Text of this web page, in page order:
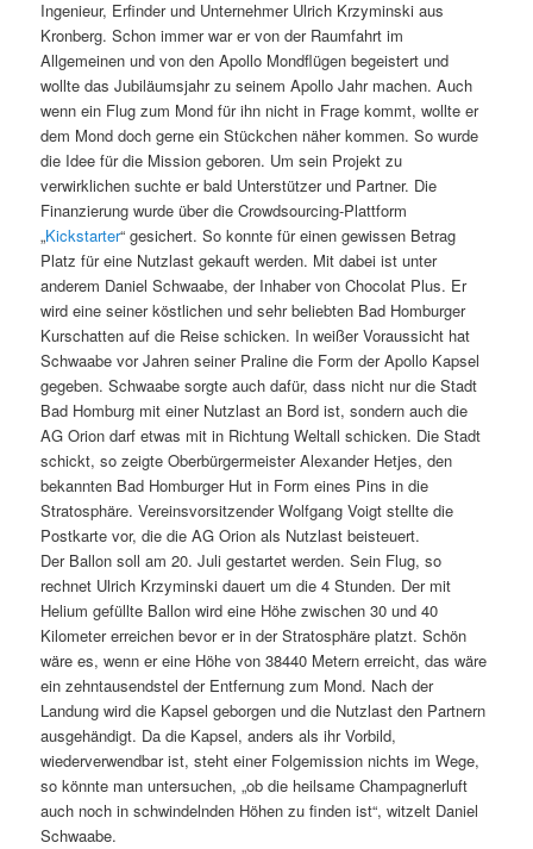
Ingenieur, Erfinder und Unternehmer Ulrich Krzyminski aus
Kronberg. Schon immer war er von der Raumfahrt im
Allgemeinen und von den Apollo Mondflügen begeistert und
wollte das Jubiläumsjahr zu seinem Apollo Jahr machen. Auch
wenn ein Flug zum Mond für ihn nicht in Frage kommt, wollte er
dem Mond doch gerne ein Stückchen näher kommen. So wurde
die Idee für die Mission geboren. Um sein Projekt zu
verwirklichen suchte er bald Unterstützer und Partner. Die
Finanzierung wurde über die Crowdsourcing-Plattform
„Kickstarter“ gesichert. So konnte für einen gewissen Betrag
Platz für eine Nutzlast gekauft werden. Mit dabei ist unter
anderem Daniel Schwaabe, der Inhaber von Chocolat Plus. Er
wird eine seiner köstlichen und sehr beliebten Bad Homburger
Kurschatten auf die Reise schicken. In weißer Voraussicht hat
Schwaabe vor Jahren seiner Praline die Form der Apollo Kapsel
gegeben. Schwaabe sorgte auch dafür, dass nicht nur die Stadt
Bad Homburg mit einer Nutzlast an Bord ist, sondern auch die
AG Orion darf etwas mit in Richtung Weltall schicken. Die Stadt
schickt, so zeigte Oberbürgermeister Alexander Hetjes, den
bekannten Bad Homburger Hut in Form eines Pins in die
Stratosphäre. Vereinsvorsitzender Wolfgang Voigt stellte die
Postkarte vor, die die AG Orion als Nutzlast beisteuert.
Der Ballon soll am 20. Juli gestartet werden. Sein Flug, so
rechnet Ulrich Krzyminski dauert um die 4 Stunden. Der mit
Helium gefüllte Ballon wird eine Höhe zwischen 30 und 40
Kilometer erreichen bevor er in der Stratosphäre platzt. Schön
wäre es, wenn er eine Höhe von 38440 Metern erreicht, das wäre
ein zehntausendstel der Entfernung zum Mond. Nach der
Landung wird die Kapsel geborgen und die Nutzlast den Partnern
ausgehändigt. Da die Kapsel, anders als ihr Vorbild,
wiederverwendbar ist, steht einer Folgemission nichts im Wege,
so könnte man untersuchen, „ob die heilsame Champagnerluft
auch noch in schwindelnden Höhen zu finden ist“, witzelt Daniel
Schwaabe.